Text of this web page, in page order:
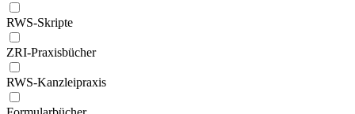
RWS-Skripte
ZRI-Praxisbücher
RWS-Kanzleipraxis